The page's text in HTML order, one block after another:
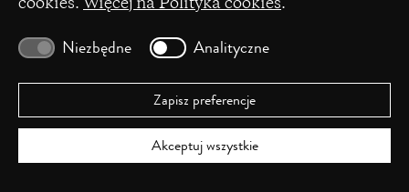
cookies. Więcej na Polityka cookies.
Niezbędne Analityczne
Zapisz preferencje
Akceptuj wszystkie
Projektowany przez autorów kampanii obraz
oferowanych produktów dopełniają dwie
reklamy, w których dostrzec można niezwykle
ciekawe podejście do roli, jaką głośniki miałyby
odgrywać w życiu ich nabywców. Pierwsza z